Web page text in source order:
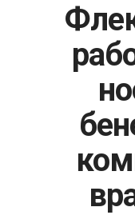
ЕКОНОМИЈА
ФИНАНСИИ
ЖИВОТ